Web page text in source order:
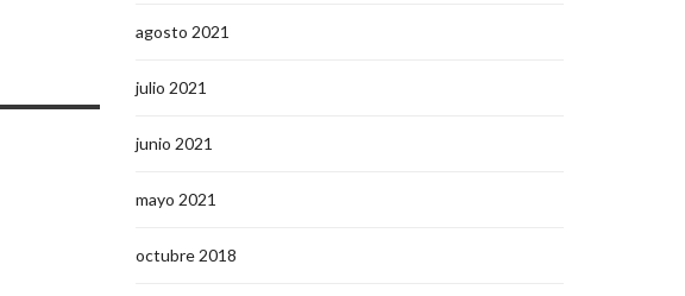
agosto 2021
julio 2021
junio 2021
mayo 2021
octubre 2018